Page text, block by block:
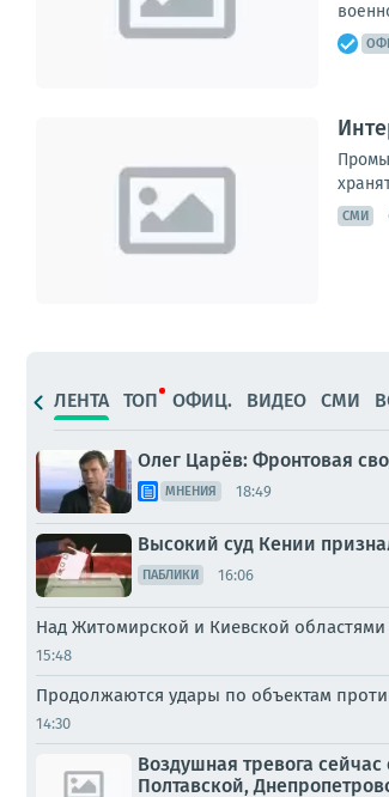
СМИ
ЛЕНТА ТОП ОФИЦ. ВИДЕО СМИ
Олег Царёв: Фронтовая
МНЕНИЯ 18:49
Высокий суд Кении
ПАБЛИКИ 16:06
Над Житомирской и Киевской
15:48
Продолжаются удары по объектам
14:30
Воздушная тревога
Полтавской,